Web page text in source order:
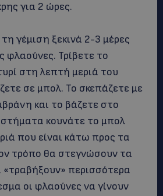
για 2 ώρες.
γέμιση ξεκινά 2-3 μέρες
φλαούνες. Τρίβετε το
στη λεπτή μεριά του
σε μπολ. Το σκεπάζετε με
και το βάζετε στο
κουνάτε το μπολ
που είναι κάτω προς τα
τρόπο θα στεγνώσουν τα
«τραβήξουν» περισσότερα
οι φλαούνες να γίνουν